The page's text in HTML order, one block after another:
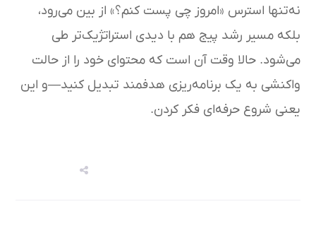
نه‌تنها استرس «امروز چی پست کنم؟» از بین می‌رود،
بلکه مسیر رشد پیج هم با دیدی استراتژیک‌تر طی
می‌شود. حالا وقت آن است که محتوای خود را از حالت
واکنشی به یک برنامه‌ریزی هدفمند تبدیل کنید—و این
یعنی شروع حرفه‌ای فکر کردن.